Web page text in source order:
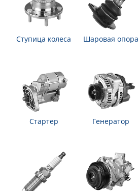
Ступица колеса Шаровая опора
Стартер Генератор